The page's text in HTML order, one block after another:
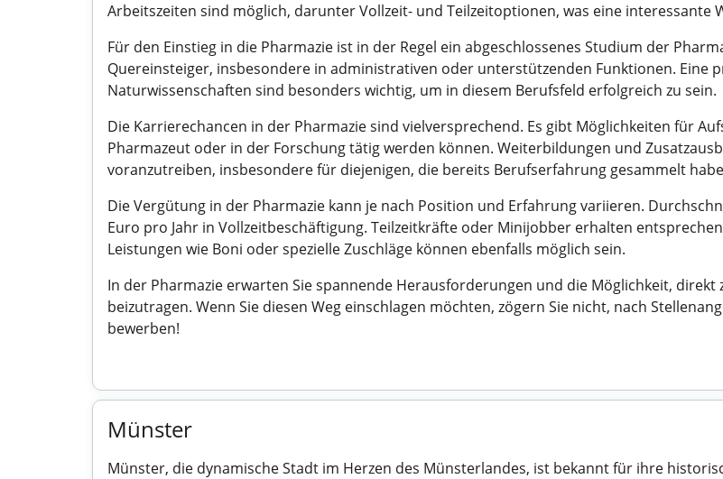
Arbeitszeiten sind möglich, darunter Vollzeit- und Teilzeitoptionen, was eine interessante
Für den Einstieg in die Pharmazie ist in der Regel ein abgeschlossenes Studium der
Quereinsteiger, insbesondere in administrativen oder unterstützenden Funktionen. Eine
Naturwissenschaften sind besonders wichtig, um in diesem Berufsfeld erfolgreich zu sein.
Die Karrierechancen in der Pharmazie sind vielversprechend. Es gibt Möglichkeiten für
Pharmazeut oder in der Forschung tätig werden können. Weiterbildungen und
voranzutreiben, insbesondere für diejenigen, die bereits Berufserfahrung gesammelt
Die Vergütung in der Pharmazie kann je nach Position und Erfahrung variieren.
Euro pro Jahr in Vollzeitbeschäftigung. Teilzeitkräfte oder Minijobber erhalten
Leistungen wie Boni oder spezielle Zuschläge können ebenfalls möglich sein.
In der Pharmazie erwarten Sie spannende Herausforderungen und die Möglichkeit,
beizutragen. Wenn Sie diesen Weg einschlagen möchten, zögern Sie nicht, nach
bewerben!
Münster
Münster, die dynamische Stadt im Herzen des Münsterlandes, ist bekannt für ihre